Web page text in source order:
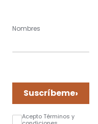
Nombres
Suscríbeme›
Acepto Términos y